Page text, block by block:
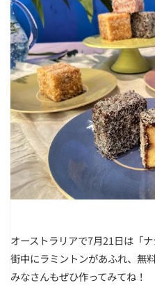
オーストラリアで7月21日は「
街中にラミントンがあふれ、無
みなさんもぜひ作ってみてね！